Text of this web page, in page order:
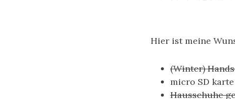
Hier ist meine
(Winter)
micro SD
Hausschuhe